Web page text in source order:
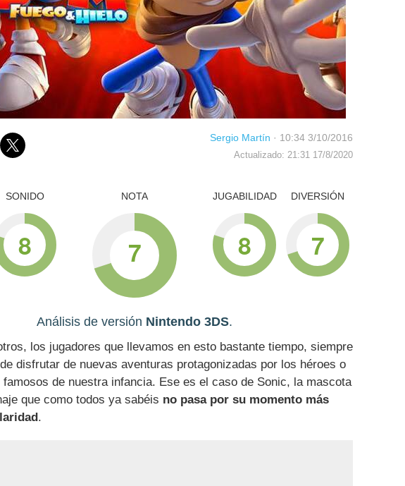
Sergio Martín · 10:34 3/10/2016
Actualizado: 21:31 17/8/2020
SONIDO
8
NOTA
7
DIVERSIÓN
7
JUGABILIDAD
8
Análisis de versión Nintendo 3DS.
los jugadores que llevamos en esto bastante tiempo, siempre
disfrutar de nuevas aventuras protagonizadas por los héroes o
famosos de nuestra infancia. Ese es el caso de Sonic, la mascota
que como todos ya sabéis no pasa por su momento más
.